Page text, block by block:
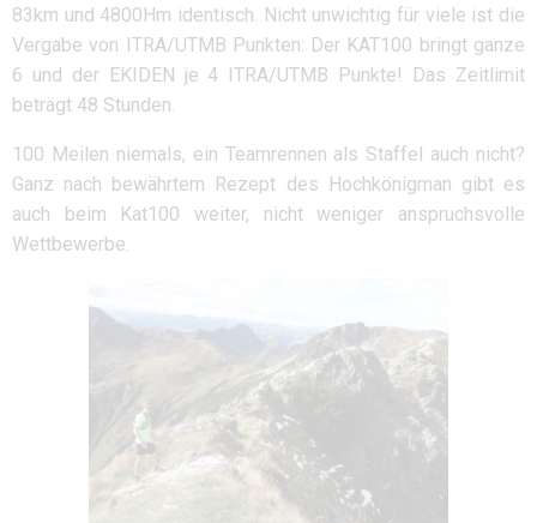
83km und 4800Hm identisch. Nicht unwichtig für viele ist die
Vergabe von ITRA/UTMB Punkten: Der KAT100 bringt ganze
6 und der EKIDEN je 4 ITRA/UTMB Punkte! Das Zeitlimit
beträgt 48 Stunden.
100 Meilen niemals, ein Teamrennen als Staffel auch nicht?
Ganz nach bewährtem Rezept des Hochkönigman gibt es
auch beim Kat100 weiter, nicht weniger anspruchsvolle
Wettbewerbe.